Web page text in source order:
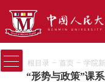
根目录 − 首页 − 学院
“形势与政策”课